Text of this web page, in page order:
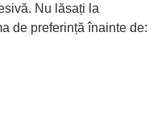
Nu lăsați la
de preferință înainte de: